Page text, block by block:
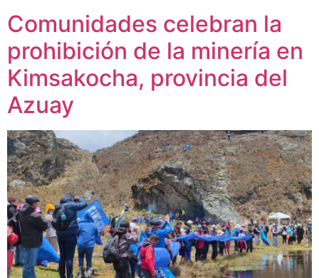
Comunidades celebran la
prohibición de la minería en
Kimsakocha, provincia del
Azuay